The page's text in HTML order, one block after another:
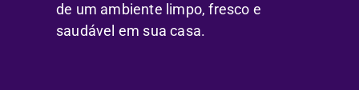
de um ambiente limpo, fresco e
saudável em sua casa.